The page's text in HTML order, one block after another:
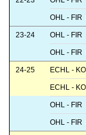
OHL - FIR
23-24 OHL - FIR
OHL - FIR
24-25 ECHL -
ECHL -
OHL - FIR
OHL - FIR